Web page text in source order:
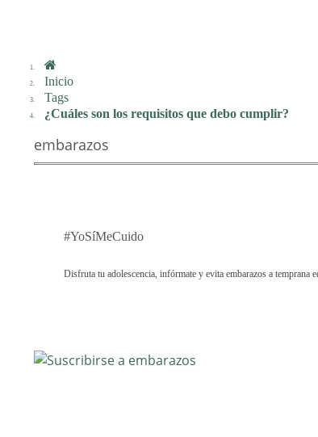
Inicio
Tags
¿Cuáles son los requisitos que debo cumplir?
embarazos
#YoSíMeCuido
Disfruta tu adolescencia, infórmate y evita embarazos a temprana